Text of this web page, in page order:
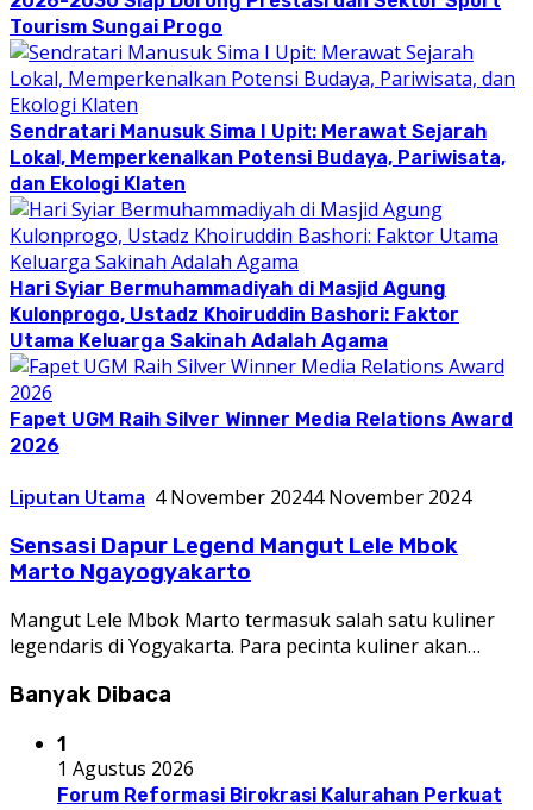
Tourism Sungai Progo
Sendratari Manusuk Sima I Upit: Merawat Sejarah
Lokal, Memperkenalkan Potensi Budaya, Pariwisata,
dan Ekologi Klaten
Hari Syiar Bermuhammadiyah di Masjid Agung
Kulonprogo, Ustadz Khoiruddin Bashori: Faktor
Utama Keluarga Sakinah Adalah Agama
Fapet UGM Raih Silver Winner Media Relations Award
2026
Liputan Utama 4 November 20244 November 2024
Sensasi Dapur Legend Mangut Lele Mbok
Marto Ngayogyakarto
Mangut Lele Mbok Marto termasuk salah satu kuliner
legendaris di Yogyakarta. Para pecinta kuliner akan…
Banyak Dibaca
1
1 Agustus 2026
Forum Reformasi Birokrasi Kalurahan Perkuat